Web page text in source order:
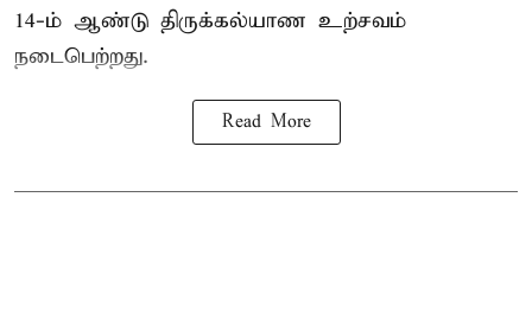
14-ம் ஆண்டு திருக்கல்யாண உற்சவம்
நடைபெற்றது.
Read More